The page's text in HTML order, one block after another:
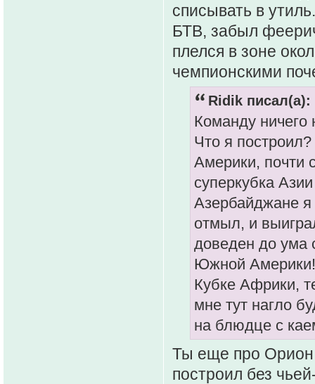
списывать в утиль.
БТВ, забыл
плелся в зоне
чемпионскими
Ridik писал(а):
Команду
Что я
Америки, почти
суперкубка
Азербайджане я
отмыл, и
доведен до ума
Южной
Кубке Африки,
мне тут нагло
на блюдце с
Ты еще про Орион
построил без